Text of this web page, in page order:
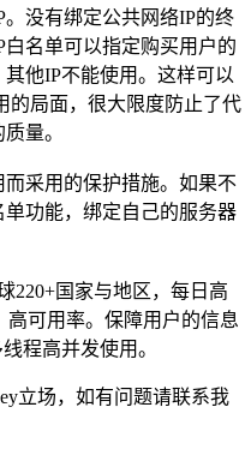
没有绑定公共网络IP的终
名单可以指定购买用户的
他IP不能使用。这样可以
的局面，很大限度防止了代
量。
采用的保护措施。如果不
功能，绑定自己的服务器
220+国家与地区，每日高
高可用率。保障用户的信息
程高并发使用。
立场，如有问题请联系我